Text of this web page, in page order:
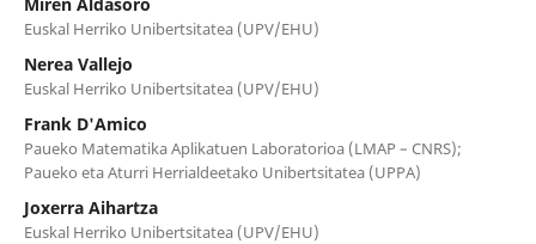
Euskal Herriko Unibertsitatea (UPV/EHU)
Nerea Vallejo
Euskal Herriko Unibertsitatea (UPV/EHU)
Frank D'Amico
Paueko Matematika Aplikatuen Laboratorioa (LMAP – CNRS);
Paueko eta Aturri Herrialdeetako Unibertsitatea (UPPA)
Joxerra Aihartza
Euskal Herriko Unibertsitatea (UPV/EHU)